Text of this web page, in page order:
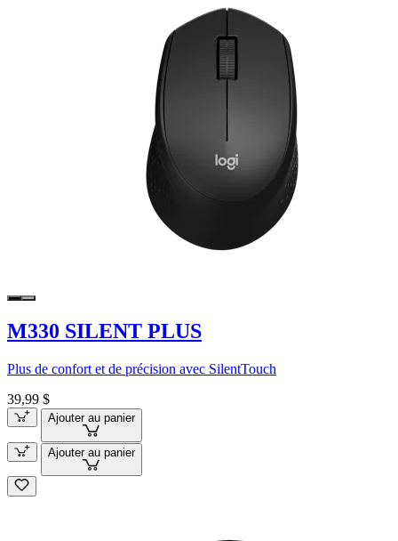
M330 SILENT PLUS
Plus de confort et de précision avec SilentTouch
39,99 $
Ajouter au panier
Ajouter au panier